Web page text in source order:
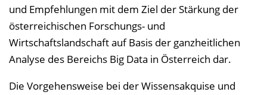
und Empfehlungen mit dem Ziel der Stärkung der
österreichischen Forschungs- und
Wirtschaftslandschaft auf Basis der ganzheitlichen
Analyse des Bereichs Big Data in Österreich dar.
Die Vorgehensweise bei der Wissensakquise und